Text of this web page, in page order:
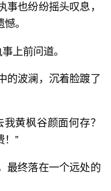
也纷纷摇头叹息，
。
上前问道。
的波澜，沉着脸踱了
黄枫谷颜面何存？
！”
最终落在一个远处的